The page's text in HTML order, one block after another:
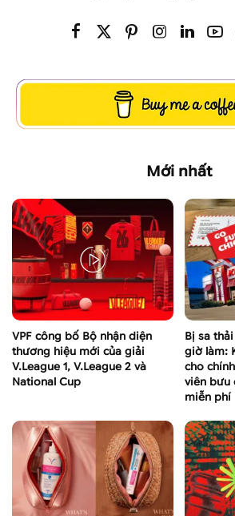
Mới nhất
VPF công bố Bộ nhận diện
thương hiệu mới của giải
V.League 1, V.League 2 và
National Cup
Bị sa
giờ làm:
cho
viên bưu
miễn phí